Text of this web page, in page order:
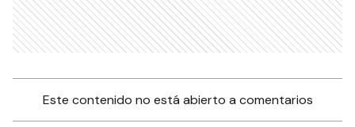
Este contenido no está abierto a comentarios